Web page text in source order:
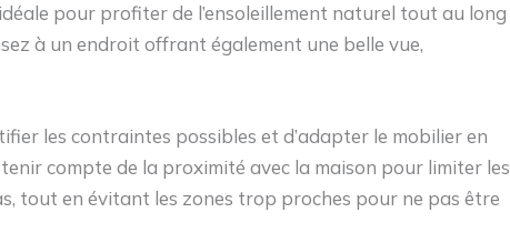
pour profiter de l’ensoleillement naturel tout au long
à un endroit offrant également une belle vue,
les contraintes possibles et d’adapter le mobilier en
compte de la proximité avec la maison pour limiter les
tout en évitant les zones trop proches pour ne pas être